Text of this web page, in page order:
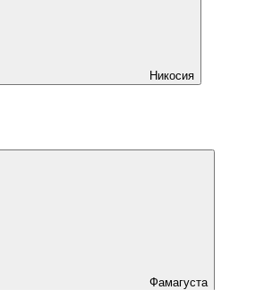
Никосия
Фамагуста